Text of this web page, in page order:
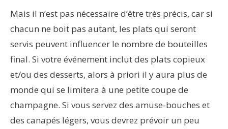
Mais il n’est pas nécessaire d’être très précis, car si
chacun ne boit pas autant, les plats qui seront
servis peuvent influencer le nombre de bouteilles
final. Si votre événement inclut des plats copieux
et/ou des desserts, alors à priori il y aura plus de
monde qui se limitera à une petite coupe de
champagne. Si vous servez des amuse-bouches et
des canapés légers, vous devrez prévoir un peu